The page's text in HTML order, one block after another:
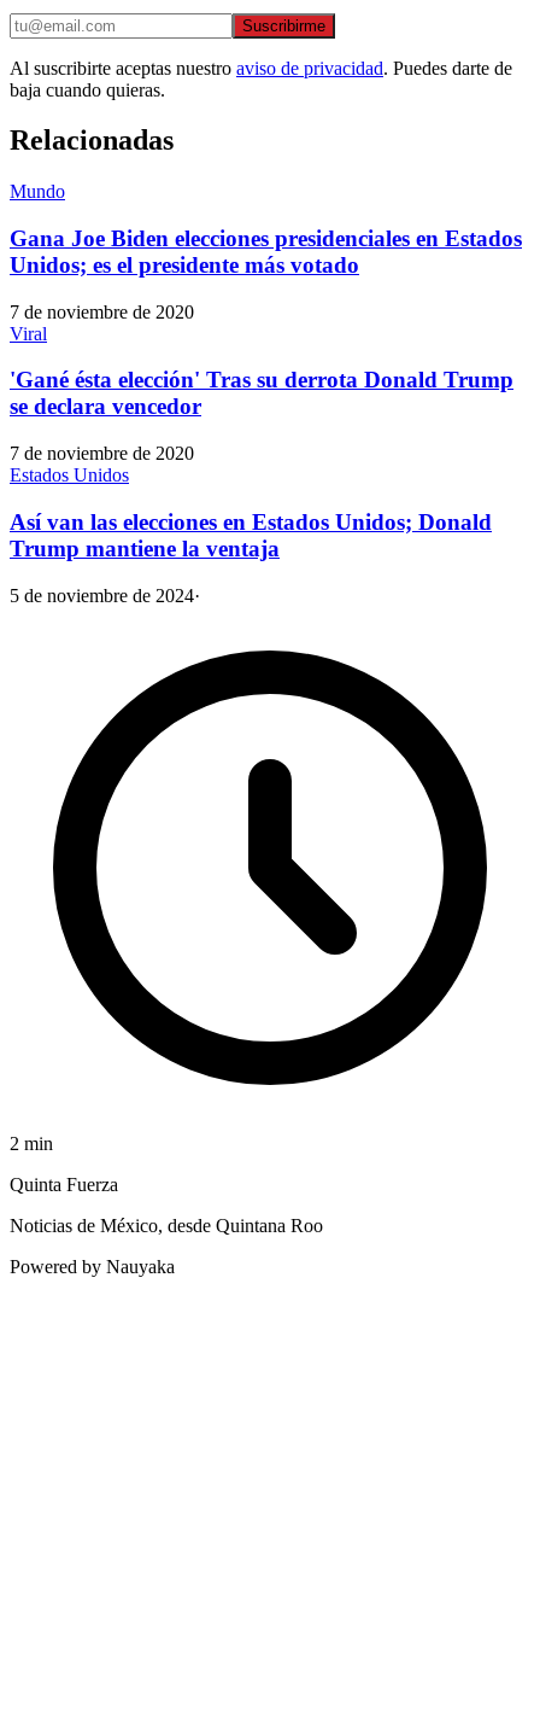
Suscribirme
Al suscribirte aceptas nuestro aviso de privacidad. Puedes darte de
baja cuando quieras.
Relacionadas
Mundo
Gana Joe Biden elecciones presidenciales en Estados
Unidos; es el presidente más votado
7 de noviembre de 2020
Viral
'Gané ésta elección' Tras su derrota Donald Trump
se declara vencedor
7 de noviembre de 2020
Estados Unidos
Así van las elecciones en Estados Unidos; Donald
Trump mantiene la ventaja
5 de noviembre de 2024·
2 min
Quinta Fuerza
Noticias de México, desde Quintana Roo
Powered by Nauyaka